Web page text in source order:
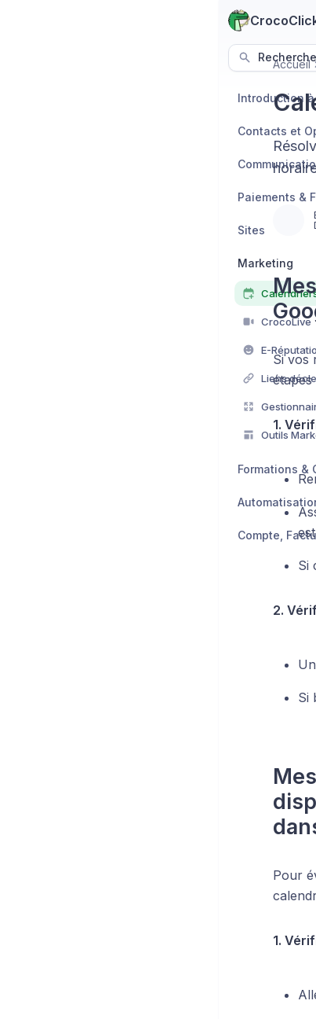
Introduction
Contacts et
Paiements &
Sites
Marketing
CrocoLive
E-
Liens
Outils
Formations &
Accueil
Si vos
étapes
1.
Si
2.
Si
Pour
1.